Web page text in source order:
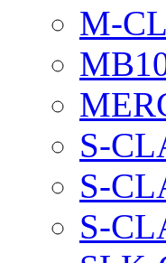
M-
S-
S-
S-